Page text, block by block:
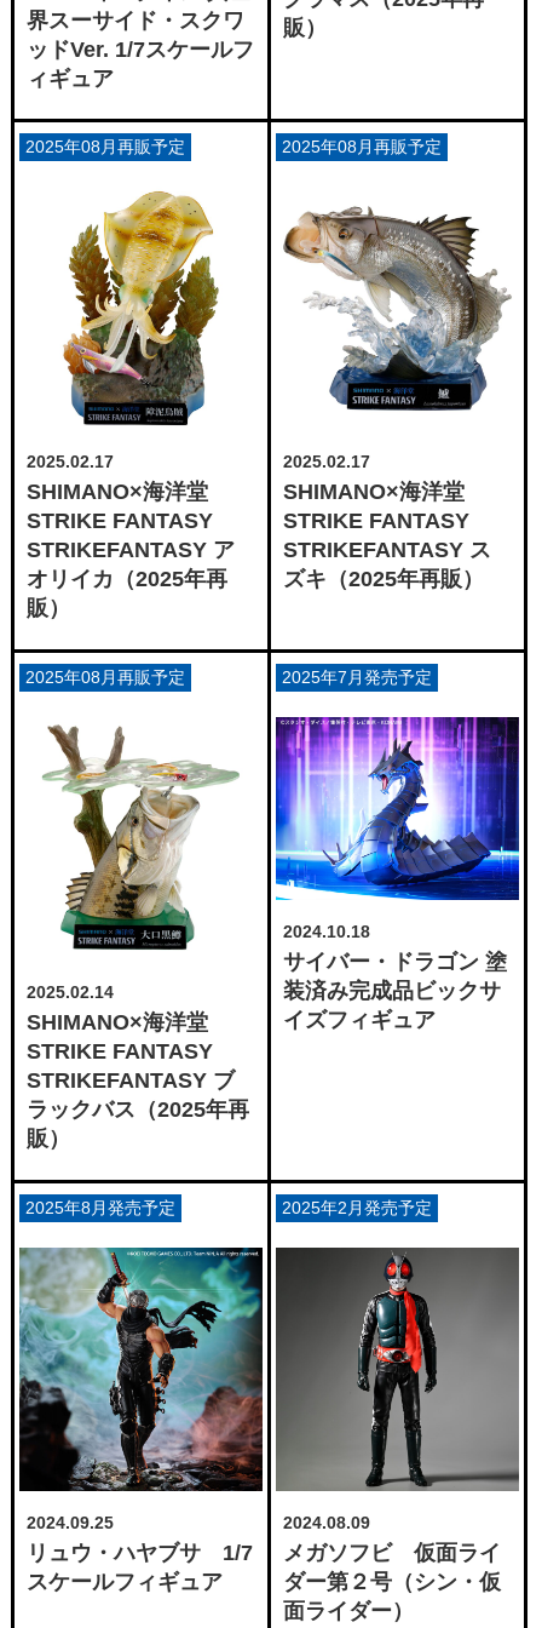
界スーサイド・スクワ
ッドVer. 1/7スケールフ
ィギュア
販）
2025.02.17
SHIMANO×海洋堂
STRIKE FANTASY
STRIKEFANTASY ア
オリイカ（2025年再
販）
2025年08月再販予定
2025.02.17
SHIMANO×海洋堂
STRIKE FANTASY
STRIKEFANTASY ス
ズキ（2025年再販）
2025年08月再販予定
2025.02.14
SHIMANO×海洋堂
STRIKE FANTASY
STRIKEFANTASY ブ
ラックバス（2025年再
販）
2025年08月再販予定
2024.10.18
サイバー・ドラゴン 塗
装済み完成品ビックサ
イズフィギュア
2025年7月発売予定
2024.09.25
リュウ・ハヤブサ 1/7
スケールフィギュア
2025年8月発売予定
2024.08.09
メガソフビ 仮面ライ
ダー第２号（シン・仮
面ライダー）
2025年2月発売予定